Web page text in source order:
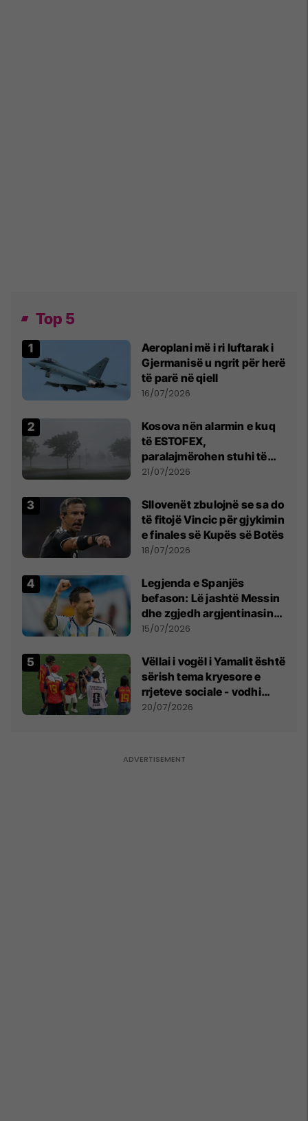
Top 5
Aeroplani më i ri luftarak i
Gjermanisë u ngrit për herë
të parë në qiell
16/07/2026
Kosova nën alarmin e kuq
të ESTOFEX,
paralajmërohen stuhi të
fuqishme me breshër dhe
21/07/2026
Sllovenët zbulojnë se sa do
të fitojë Vincic për gjykimin
e finales së Kupës së Botës
18/07/2026
Legjenda e Spanjës
befason: Lë jashtë Messin
dhe zgjedh argjentinasin
më të mirë në botë
15/07/2026
Vëllai i vogël i Yamalit është
sërish tema kryesore e
rrjeteve sociale - vodhi
vëmendjen pas finales së
20/07/2026